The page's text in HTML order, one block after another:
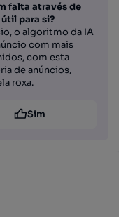
falta através de
para si?
o algoritmo da IA
com mais
com esta
de anúncios,
roxa.
Sim